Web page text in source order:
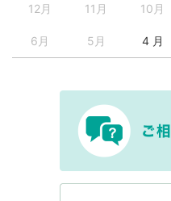
12月 11月 10月
6月 5月 4 月